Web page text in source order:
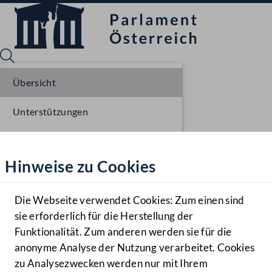
Hilfe
Benutzer
Navigationsmenü öffnen
MENÜ
Hinweise zu Cookies
Die Webseite verwendet Cookies: Zum einen sind
sie erforderlich für die Herstellung der
Funktionalität. Zum anderen werden sie für die
anonyme Analyse der Nutzung verarbeitet. Cookies
zu Analysezwecken werden nur mit Ihrem
Übersicht
Unterstützungen